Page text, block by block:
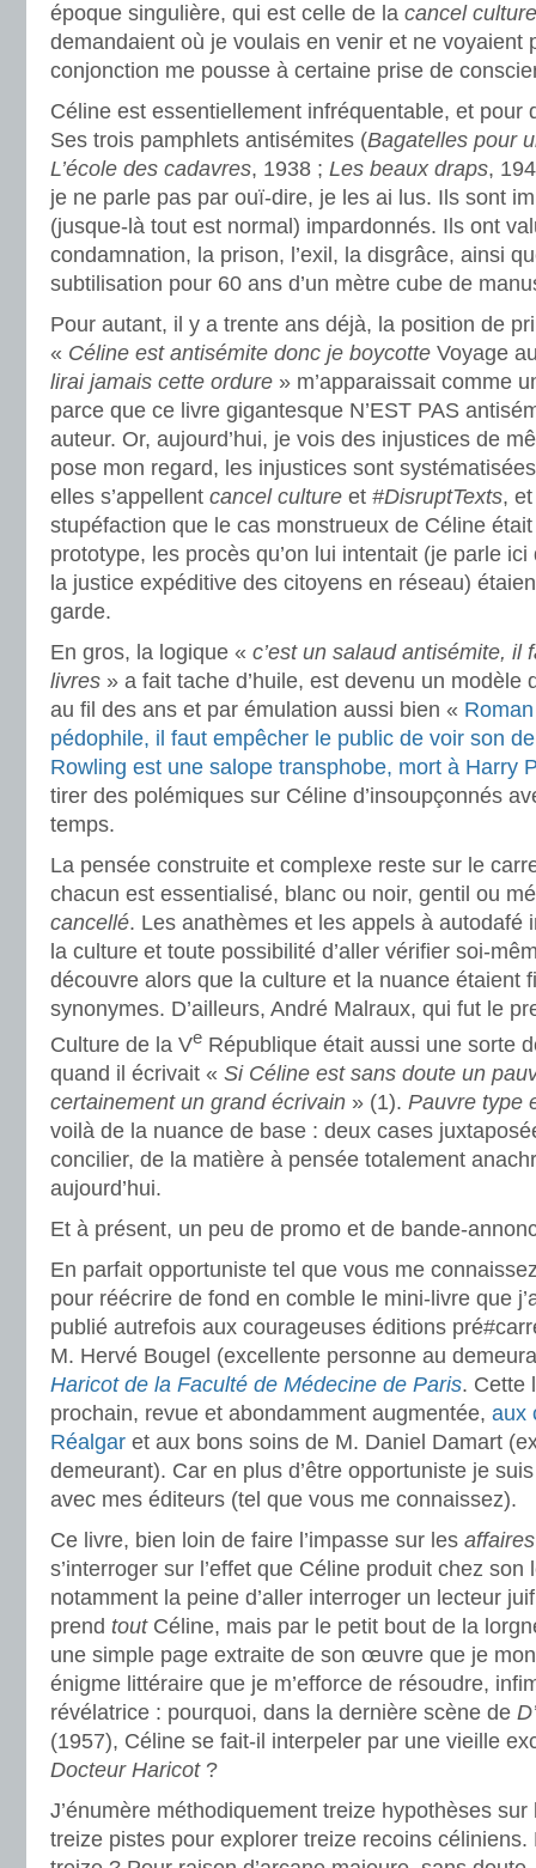
époque singulière, qui est celle de la cancel culture
demandaient où je voulais en venir et ne voyaient
conjonction me pousse à certaine prise de
Céline est essentiellement infréquentable, et pour
Ses trois pamphlets antisémites (Bagatelles pour
L’école des cadavres, 1938 ; Les beaux draps,
je ne parle pas par ouï-dire, je les ai lus. Ils sont
(jusque-là tout est normal) impardonnés. Ils ont
condamnation, la prison, l’exil, la disgrâce, ainsi
subtilisation pour 60 ans d’un mètre cube de
Pour autant, il y a trente ans déjà, la position de
« Céline est antisémite donc je boycotte Voyage
lirai jamais cette ordure » m’apparaissait comme
parce que ce livre gigantesque N’EST PAS
auteur. Or, aujourd’hui, je vois des injustices de
pose mon regard, les injustices sont
elles s’appellent cancel culture et #DisruptTexts,
stupéfaction que le cas monstrueux de Céline
prototype, les procès qu’on lui intentait (je parle
la justice expéditive des citoyens en réseau)
garde.
En gros, la logique « c’est un salaud antisémite, il
livres » a fait tache d’huile, est devenu un modèle
au fil des ans et par émulation aussi bien «
pédophile, il faut empêcher le public de voir son
Rowling est une salope transphobe, mort à Harry
tirer des polémiques sur Céline d’insoupçonnés
temps.
La pensée construite et complexe reste sur le
chacun est essentialisé, blanc ou noir, gentil ou
cancellé. Les anathèmes et les appels à autodafé
la culture et toute possibilité d’aller vérifier soi-
découvre alors que la culture et la nuance étaient
synonymes. D’ailleurs, André Malraux, qui fut le
Culture de la Ve République était aussi une sorte
quand il écrivait « Si Céline est sans doute un
certainement un grand écrivain » (1). Pauvre type
voilà de la nuance de base : deux cases
concilier, de la matière à pensée totalement
aujourd’hui.
Et à présent, un peu de promo et de bande-
En parfait opportuniste tel que vous me
pour réécrire de fond en comble le mini-livre que
publié autrefois aux courageuses éditions
M. Hervé Bougel (excellente personne au
Haricot de la Faculté de Médecine de Paris. Cette
prochain, revue et abondamment augmentée, aux
Réalgar et aux bons soins de M. Daniel Damart
demeurant). Car en plus d’être opportuniste je
avec mes éditeurs (tel que vous me connaissez).
Ce livre, bien loin de faire l’impasse sur les affaires
s’interroger sur l’effet que Céline produit chez
notamment la peine d’aller interroger un lecteur
prend tout Céline, mais par le petit bout de la
une simple page extraite de son œuvre que je
énigme littéraire que je m’efforce de résoudre,
révélatrice : pourquoi, dans la dernière scène de
(1957), Céline se fait-il interpeler par une vieille
Docteur Haricot?
J’énumère méthodiquement treize hypothèses sur
treize pistes pour explorer treize recoins